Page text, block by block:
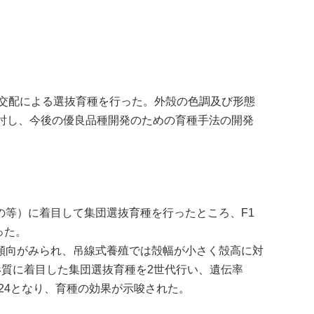
による選抜育種を行った。外殻の色調及び形態
、今後の優良品種開発のための育種手法の開発
）に着目して集団選抜育種を行ったところ、F1
。
がみられ、吊線式養殖では殻幅が小さく殻高に対
に着目した集団選抜育種を2世代行い、遺伝率
なり、育種の効果が示唆された。